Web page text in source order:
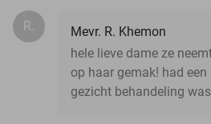
R.
Mevr. R. Khemon
hele lieve dame ze
op haar gemak! had
gezicht behandeling